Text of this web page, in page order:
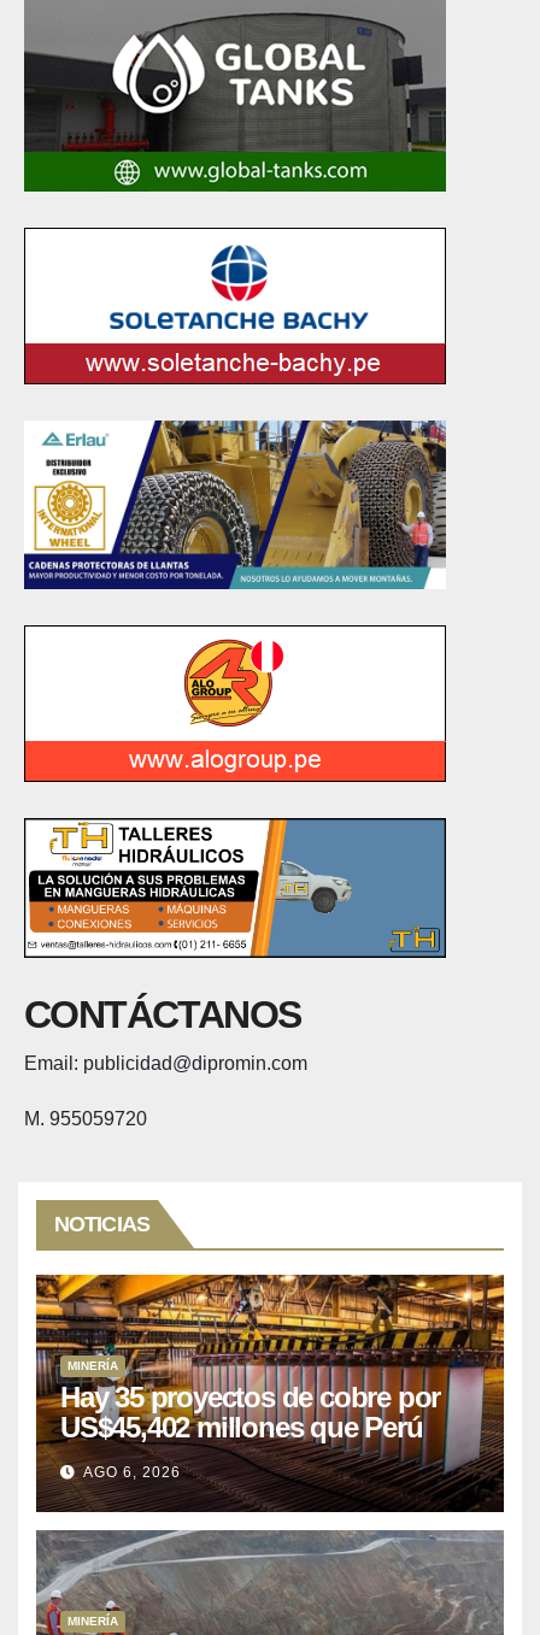
CONTÁCTANOS
Email: publicidad@dipromin.com
M. 955059720
NOTICIAS
MINERÍA
Hay 35 proyectos de cobre por
US$45,402 millones que Perú
puede aprovechar
AGO 6, 2026
MINERÍA